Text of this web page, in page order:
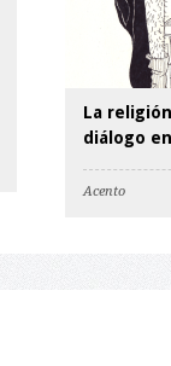
La
diálogo
Acento